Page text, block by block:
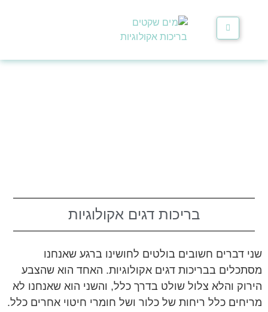
בריכות דגים אקולוגיות
שני דברים חשובים בולטים לחושינו ברגע שאנחנו
מסתכלים בבריכות דגים אקולוגיות. האחד הוא שהצבע
הירוק והלא צלול שולט בדרך כלל, והשני הוא שאנחנו לא
מריחים כלל ריחות של כלור ושל חומרי חיטוי אחרים כלל.